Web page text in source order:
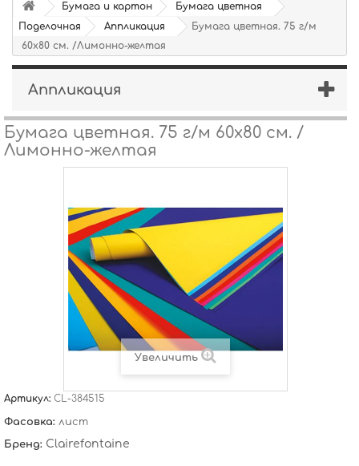
Бумага и картон
Бумага цветная
Поделочная
Аппликация
Бумага цветная. 75 г/м
60х80 см. /Лимонно-желтая
Аппликация
Бумага цветная. 75 г/м 60х80 см. /
Лимонно-желтая
Увеличить
Артикул: CL-384515
Фасовка: лист
Бренд: Clairefontaine